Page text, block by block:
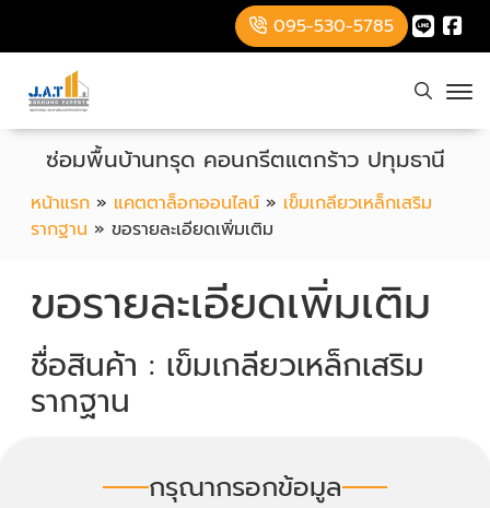
095-530-5785
หน้าแรก » แคตตาล็อกออนไลน์ » เข็มเกลียวเหล็กเสริม
รากฐาน » ขอรายละเอียดเพิ่มเติม
ซ่อมพื้นบ้านทรุด คอนกรีตแตกร้าว ปทุมธานี
ขอรายละเอียดเพิ่มเติม
ชื่อสินค้า : เข็มเกลียวเหล็กเสริม
รากฐาน
กรุณากรอกข้อมูล